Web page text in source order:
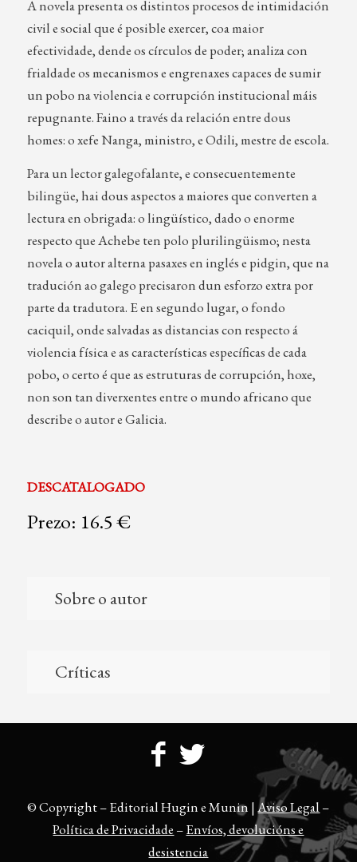
A novela presenta os distintos procesos de intimidación
civil e social que é posible exercer, coa maior
efectividade, dende os círculos de poder; analiza con
frialdade os mecanismos e engrenaxes capaces de sumir
un pobo na violencia e corrupción institucional máis
repugnante. Faino a través da relación entre dous
homes: o xefe Nanga, ministro, e Odili, mestre de escola.
Para un lector galegofalante, e consecuentemente
bilingüe, hai dous aspectos a maiores que converten a
lectura en obrigada: o lingüístico, dado o enorme
respecto que Achebe ten polo plurilingüismo; nesta
novela o autor alterna pasaxes en inglés e pidgin, que na
tradución ao galego precisaron dun esforzo extra por
parte da tradutora. E en segundo lugar, o fondo
caciquil, onde salvadas as distancias con respecto á
violencia física e as características específicas de cada
pobo, o certo é que as estruturas de corrupción, hoxe,
non son tan diverxentes entre o mundo africano que
describe o autor e Galicia.
DESCATALOGADO
Prezo: 16.5 €
Sobre o autor
Críticas
© Copyright – Editorial Hugin e Munin |Aviso Legal –
Política de Privacidade –Envíos, devolucións e
desistencia